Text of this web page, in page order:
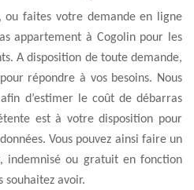
ou faites votre demande en ligne
appartement à Cogolin pour les
A disposition de toute demande,
répondre à vos besoins. Nous
d’estimer le coût de débarras
est à votre disposition pour
Vous pouvez ainsi faire un
indemnisé ou gratuit en fonction
souhaitez avoir.